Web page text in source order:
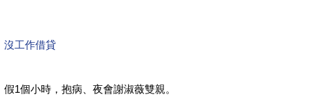
沒工作借貸
假1個小時，抱病、夜會謝淑薇雙親。